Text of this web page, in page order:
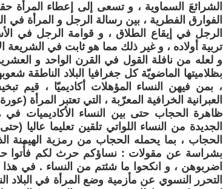
الشرائعَ السماوية ، و تسعى إلى إعطاء المرأة
الفوارق الفطرية ، بين رسالة الرجل و المرأة في
الرجل في إيقاع الطلاق ، و قوامة الرجل في
تربية أولاده ، و غير ذلك مما هو ثابت في الشريعة
و لعله من نافلة القول في القرن الواحد و
بظلاميتها الماضويّة كل جغرافيا البلاد الناطقة
، بمن فيهن النساء المؤهلات أكاديميّا ، قيم
العبرانية الخرافية المعرّبة ، التي تعتبر المرأة
ظاهرة الحجاب حتى بين النساء الأكاديميات
الجديدة من النساء اللواتي تلقين تعليما
الحجاب ، بما يحمله الحجاب من رمزية الهيمنة
بشراسة عن مقولات : نساؤكم حرث لكم فأْتوا
اضربوهن ، و انكحوا ما شئتم من النساء . في
التحرر النسوي عن مأزمية وضع المرأة في البلاد